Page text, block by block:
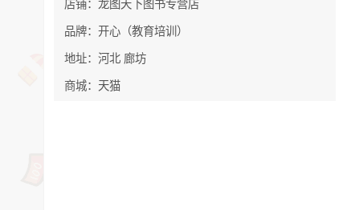
品牌：开心（教育培训）
地址：河北 廊坊
商城：天猫